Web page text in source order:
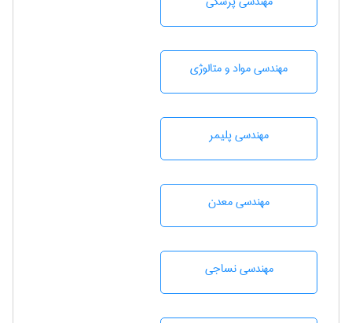
مهندسی مواد و متالوژی
مهندسی پليمر
مهندسی معدن
مهندسي نساجی